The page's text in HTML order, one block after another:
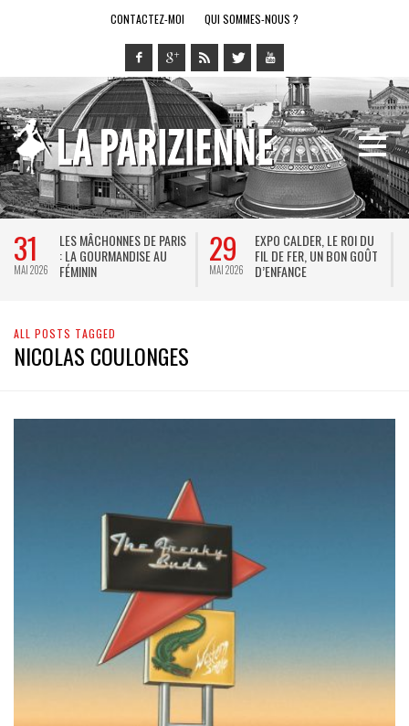
CONTACTEZ-MOI QUI SOMMES-NOUS ?
31
MAI 2026
LES MÂCHONNES DE PARIS
: LA GOURMANDISE AU
FÉMININ
29
MAI 2026
EXPO CALDER, LE ROI DU
FIL DE FER, UN BON GOÛT
D’ENFANCE
ALL POSTS TAGGED
NICOLAS COULONGES